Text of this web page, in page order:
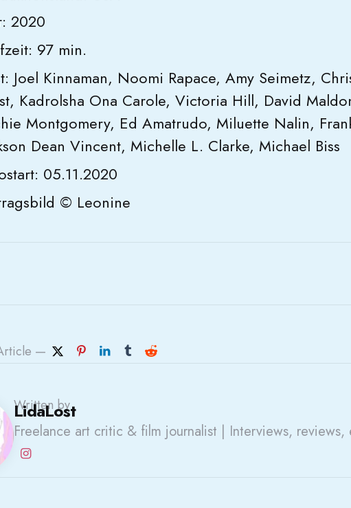
2020
97 min.
Joel Kinnaman, Noomi Rapace, Amy Seimetz,
Kadrolsha Ona Carole, Victoria Hill, David
Montgomery, Ed Amatrudo, Miluette Nalin,
Dean Vincent, Michelle L. Clarke, Michael Biss
05.11.2020
© Leonine
Written by
LidaLost
Freelance art critic & film journalist | Interviews, reviews,